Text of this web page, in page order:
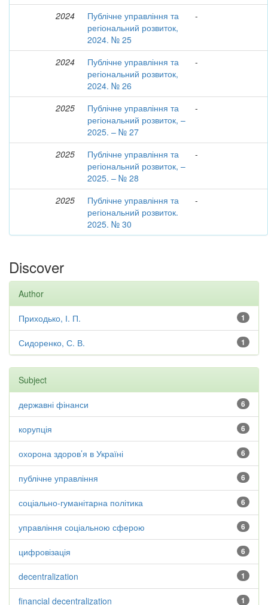
2024
Публічне управління та
регіональний розвиток,
2024. № 25
-
2024
Публічне управління та
регіональний розвиток,
2024. № 26
-
2025
Публічне управління та
регіональний розвиток, –
2025. – № 27
-
2025
Публічне управління та
регіональний розвиток, –
2025. – № 28
-
2025
Публічне управління та
регіональний розвиток.
2025. № 30
-
Discover
Author
1
Приходько, І. П.
1
Сидоренко, С. В.
Subject
6
державні фінанси
6
корупція
6
охорона здоров’я в Україні
6
публічне управління
6
соціально-гуманітарна політика
6
управління соціальною сферою
6
цифровізація
1
decentralization
1
financial decentralization